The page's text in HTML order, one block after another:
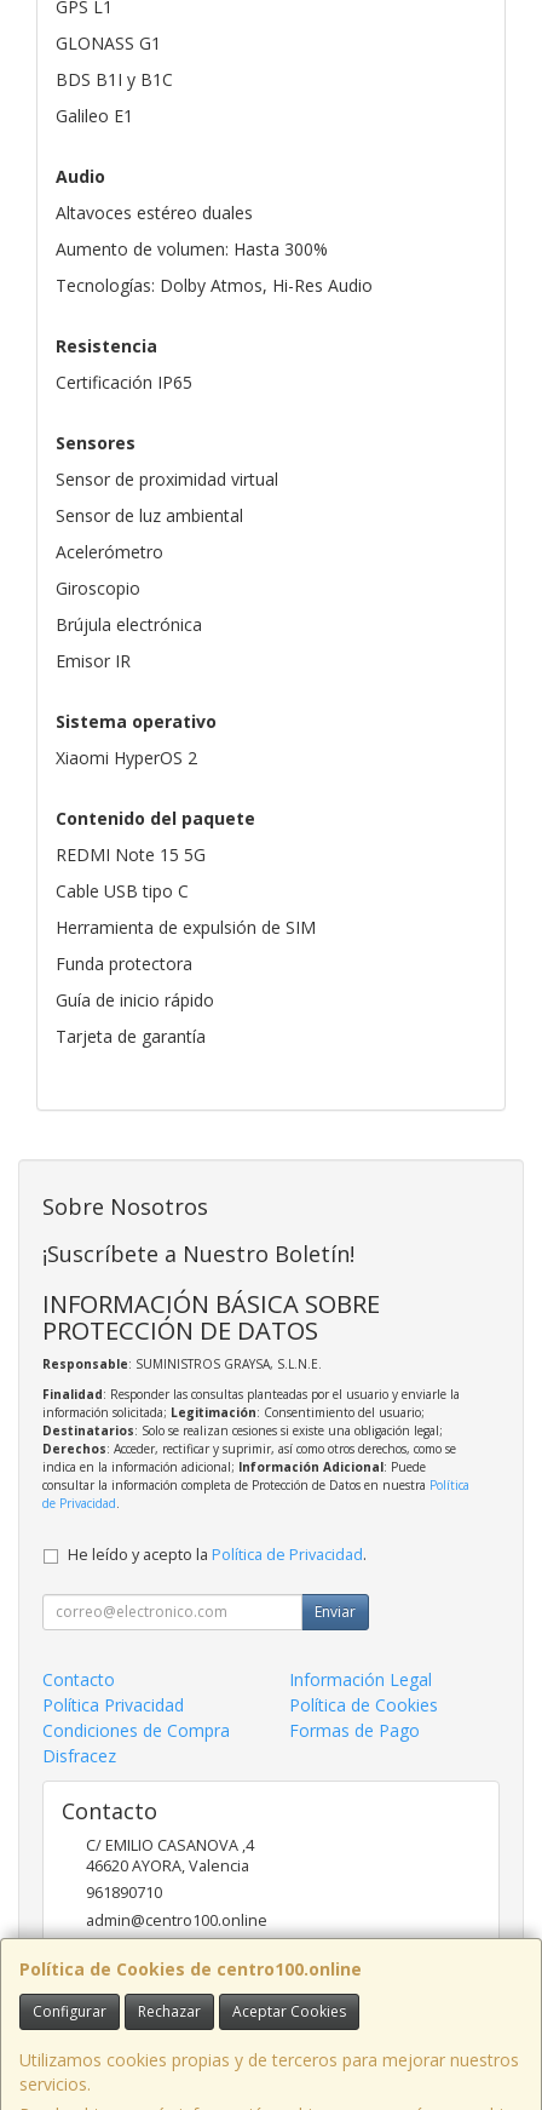
GPS L1
GLONASS G1
BDS B1I y B1C
Galileo E1
Audio
Altavoces estéreo duales
Aumento de volumen: Hasta 300%
Tecnologías: Dolby Atmos, Hi-Res Audio
Resistencia
Certificación IP65
Sensores
Sensor de proximidad virtual
Sensor de luz ambiental
Acelerómetro
Giroscopio
Brújula electrónica
Emisor IR
Sistema operativo
Xiaomi HyperOS 2
Contenido del paquete
REDMI Note 15 5G
Cable USB tipo C
Herramienta de expulsión de SIM
Funda protectora
Guía de inicio rápido
Tarjeta de garantía
Política de Cookies de centro100.online
Configurar Rechazar Aceptar Cookies
Utilizamos cookies propias y de terceros para mejorar nuestros
servicios.
Sobre Nosotros
¡Suscríbete a Nuestro Boletín!
INFORMACIÓN BÁSICA SOBRE
PROTECCIÓN DE DATOS
Responsable: SUMINISTROS GRAYSA, S.L.N.E.
Finalidad: Responder las consultas planteadas por el usuario y enviarle la
información solicitada; Legitimación: Consentimiento del usuario;
Destinatarios: Solo se realizan cesiones si existe una obligación legal;
Derechos: Acceder, rectificar y suprimir, así como otros derechos, como se
indica en la información adicional; Información Adicional: Puede
consultar la información completa de Protección de Datos en nuestra Política
de Privacidad
He leído y acepto la Política de Privacidad.
Enviar
Contacto
Información Legal
Política Privacidad
Política de Cookies
Condiciones de Compra
Formas de Pago
Disfracez
Contacto
C/ EMILIO CASANOVA ,4
46620AYORA,Valencia
961890710
admin@centro100.online
Horario
LUNES A VIERNES 9'30 - 14'00 / 17'00 - 20 '30 SABADOS 9'30
- 14'00